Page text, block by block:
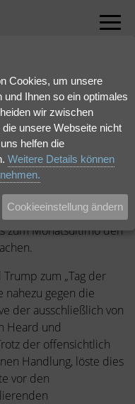
erlebte im
S&P 500 Index fiel von
von fünf
zum Monatsultimo den
zum „Tag der
nahezu gegen die
der ausschließlich von
Heard und
der offensichtlich
Handlung, löste dies
vor den
Cookies, um unsere
Ihnen so ein optimales
wir zwischen
unsere Webseite nicht
helfen die
Weitere Details können
Cookieeinstellung ändern